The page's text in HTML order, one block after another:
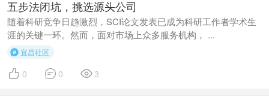
五步法闭坑，挑选源头公司
随着科研竞争日趋激烈，SCI论文发表已成为科研工作者学术生
涯的关键一环。然而，面对市场上众多服务机构， ...
宜昌社区
 0  0 3